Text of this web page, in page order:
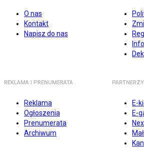
O nas
Kontakt
Napisz do nas
REKLAMA I PRENUMERATA
Reklama
Ogłoszenia
Prenumerata
Archiwum
PARTNERZY
E-
E-